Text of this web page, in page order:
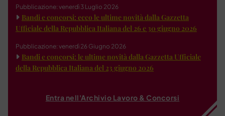
Pubblicazione: venerdì 3 Luglio 2026
Bandi e concorsi: ecco le ultime novità dalla Gazzetta
Ufficiale della Repubblica Italiana del 26 e 30 giugno 2026
Pubblicazione: venerdì 26 Giugno 2026
Bandi e concorsi: le ultime novità dalla Gazzetta Ufficiale
della Repubblica Italiana del 23 giugno 2026
Entra nell'Archivio Lavoro & Concorsi